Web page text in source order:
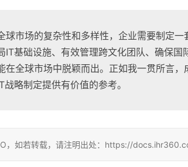
球市场的复杂性和多样性，企业需要制定
IT基础设施、有效管理跨文化团队、确保
在全球市场中脱颖而出。正如我一贯所言
略制定提供有价值的参考。
，如若转载，请注明出处：https://